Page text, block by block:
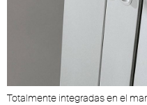
Totalmente integradas en el